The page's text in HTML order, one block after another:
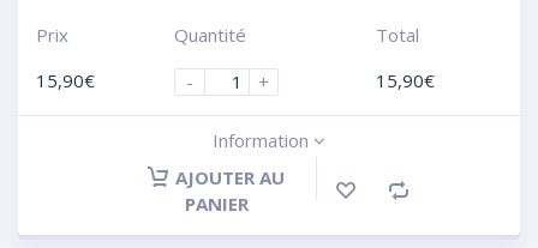
Prix
15,90€
Quantité
-
+
Total
15,90€
Information
AJOUTER AU
PANIER